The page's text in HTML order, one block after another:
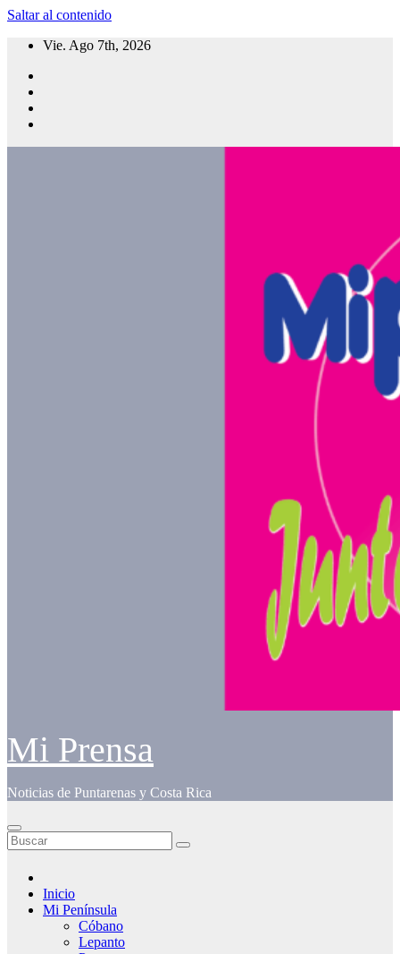
Saltar al contenido
Vie. Ago 7th, 2026
Mi Prensa
Noticias de Puntarenas y Costa Rica
Inicio
Mi Península
Cóbano
Lepanto